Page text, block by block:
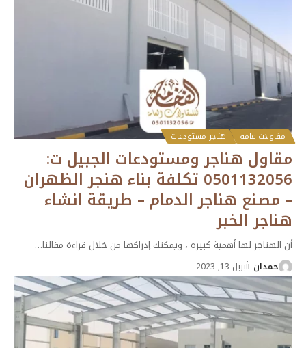
مقاولات عامة هناجر مستودعات
مقاول هناجر ومستودعات الجبيل ت:
0501132056 تكلفة بناء هنجر الظهران
– مصنع هناجر الدمام – طريقة انشاء
هناجر الخبر
أن الهناجر لها أهمية كبيره ، ويمكنك إدراكها من خلال قراءة مقالنا…
حمدان أبريل 13, 2023